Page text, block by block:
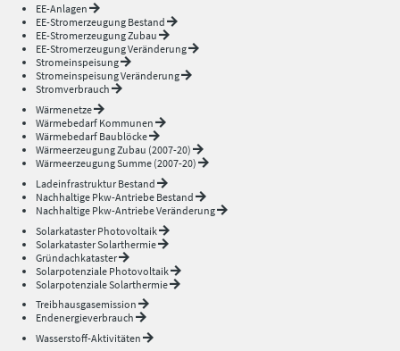
EE-Anlagen
EE-Stromerzeugung Bestand
EE-Stromerzeugung Zubau
EE-Stromerzeugung Veränderung
Stromeinspeisung
Stromeinspeisung Veränderung
Stromverbrauch
Wärmenetze
Wärmebedarf Kommunen
Wärmebedarf Baublöcke
Wärmeerzeugung Zubau (2007-20)
Wärmeerzeugung Summe (2007-20)
Ladeinfrastruktur Bestand
Nachhaltige Pkw-Antriebe Bestand
Nachhaltige Pkw-Antriebe Veränderung
Solarkataster Photovoltaik
Solarkataster Solarthermie
Gründachkataster
Solarpotenziale Photovoltaik
Solarpotenziale Solarthermie
Treibhausgasemission
Endenergieverbrauch
Wasserstoff-Aktivitäten